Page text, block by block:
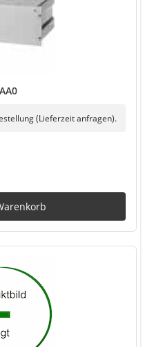
(Lieferzeit anfragen).